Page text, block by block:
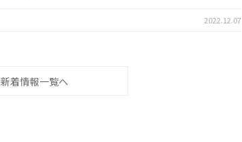
2022.12.07
新着情報一覧へ